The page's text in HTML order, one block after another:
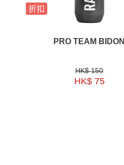
折扣
PRO TEAM BIDON
HK$ 150
HK$ 75